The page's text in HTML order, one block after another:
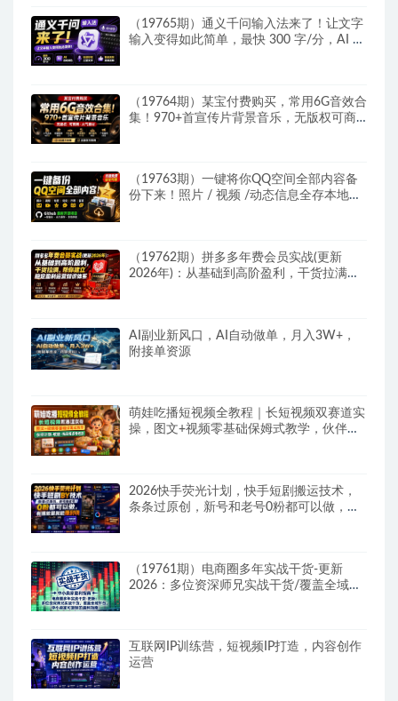
（19765期）通义千问输入法来了！让文字
输入变得如此简单，最快 300 字/分，AI 自
（19764期）某宝付费购买，常用6G音效合
集！970+首宣传片背景音乐，无版权可商
（19763期）一键将你QQ空间全部内容备
份下来！照片 / 视频 /动态信息全存本地，
（19762期）拼多多年费会员实战(更新
2026年)：从基础到高阶盈利，干货拉满，
AI副业新风口，AI自动做单，月入3W+，
附接单资源
萌娃吃播短视频全教程｜长短视频双赛道实
操，图文+视频零基础保姆式教学，伙伴计
2026快手荧光计划，快手短剧搬运技术，
条条过原创，新号和老号0粉都可以做，有
（19761期）电商圈多年实战干货-更新
2026：多位资深师兄实战干货/覆盖全域平
互联网IP训练营，短视频IP打造，内容创作
运营